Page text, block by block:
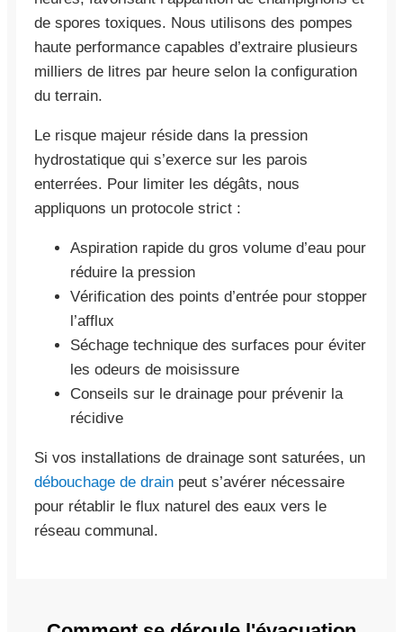
de spores toxiques. Nous utilisons des pompes
haute performance capables d’extraire plusieurs
milliers de litres par heure selon la configuration
du terrain.
Le risque majeur réside dans la pression
hydrostatique qui s’exerce sur les parois
enterrées. Pour limiter les dégâts, nous
appliquons un protocole strict :
Aspiration rapide du gros volume d’eau pour
réduire la pression
Vérification des points d’entrée pour stopper
l’afflux
Séchage technique des surfaces pour éviter
les odeurs de moisissure
Conseils sur le drainage pour prévenir la
récidive
Si vos installations de drainage sont saturées, un
débouchage de drain peut s’avérer nécessaire
pour rétablir le flux naturel des eaux vers le
réseau communal.